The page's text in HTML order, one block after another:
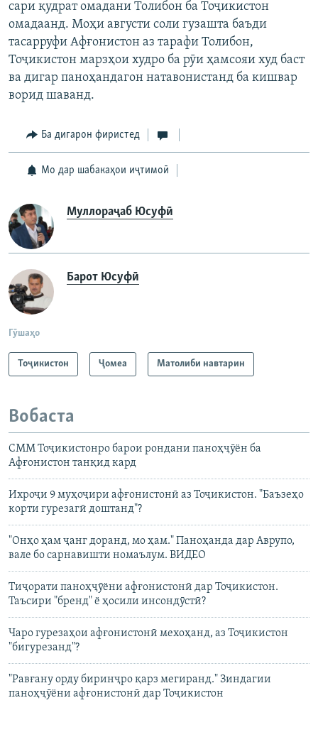
сари қудрат омадани Толибон ба Тоҷикистон
омадаанд. Моҳи августи соли гузашта баъди
тасарруфи Афғонистон аз тарафи Толибон,
Тоҷикистон марзҳои худро ба рӯи ҳамсояи худ баст
ва дигар паноҳандагон натавонистанд ба кишвар
ворид шаванд.
Ба дигарон фиристед
Мо дар шабакаҳои иҷтимоӣ
Муллораҷаб Юсуфӣ
Барот Юсуфӣ
Гӯшаҳо
Тоҷикистон Ҷомeа Матолиби навтарин
Вобаста
СММ Тоҷикистонро барои рондани паноҳҷӯён ба
Афғонистон танқид кард
Ихроҷи 9 муҳоҷири афғонистонӣ аз Тоҷикистон. "Баъзеҳо
корти гурезагӣ доштанд"?
"Онҳо ҳам ҷанг доранд, мо ҳам." Паноҳанда дар Аврупо,
вале бо сарнавишти номаълум. ВИДЕО
Тиҷорати паноҳҷӯёни афғонистонӣ дар Тоҷикистон.
Таъсири "бренд" ё ҳосили инсондӯстӣ?
Чаро гурезаҳои афғонистонӣ мехоҳанд, аз Тоҷикистон
"бигурезанд"?
"Равғану орду биринҷро қарз мегиранд." Зиндагии
паноҳҷӯёни афғонистонӣ дар Тоҷикистон